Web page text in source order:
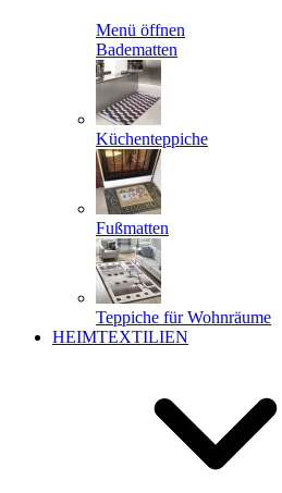
Menü öffnen
Badematten
Küchenteppiche
Fußmatten
Teppiche für Wohnräume
HEIMTEXTILIEN